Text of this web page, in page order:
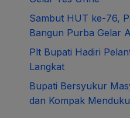
Sambut HUT ke-76,
Bangun Purba Gelar
Plt Bupati Hadiri
Langkat
Bupati Bersyukur
dan Kompak